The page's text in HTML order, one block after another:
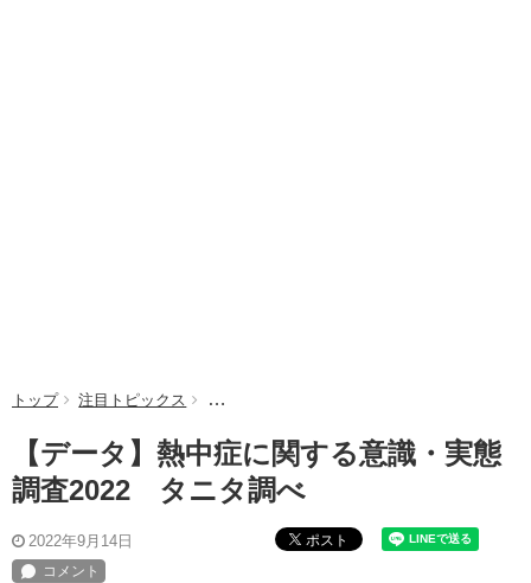
トップ 注目トピックス 【データ】熱中症に関する意識・実態調査
【データ】熱中症に関する意識・実態
調査2022 タニタ調べ
2022年9月14日 ポスト